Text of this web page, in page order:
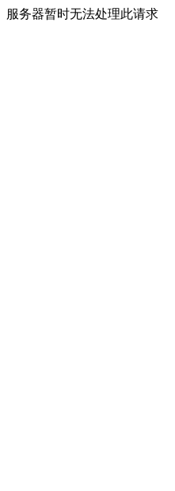
服务器暂时无法处理此请求